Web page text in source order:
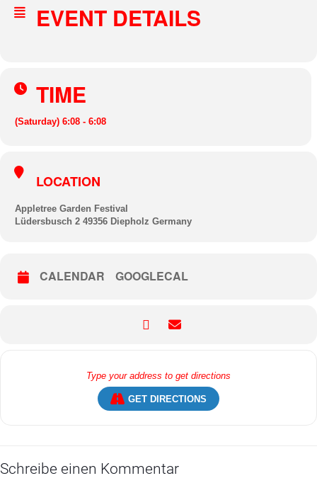
EVENT DETAILS
TIME
(Saturday) 6:08 - 6:08
LOCATION
Appletree Garden Festival
Lüdersbusch 2 49356 Diepholz Germany
CALENDAR GOOGLECAL
GET DIRECTIONS
Schreibe einen Kommentar